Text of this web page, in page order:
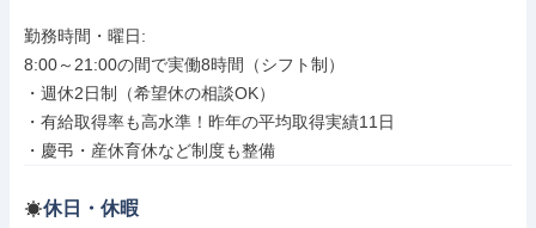
勤務時間・曜日:
8:00～21:00の間で実働8時間（シフト制）
・週休2日制（希望休の相談OK）
・有給取得率も高水準！昨年の平均取得実績11日
・慶弔・産休育休など制度も整備
休日・休暇